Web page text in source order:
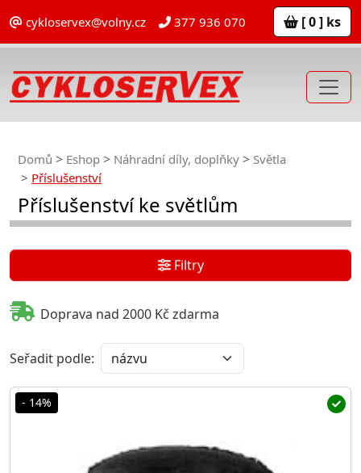
cykloservex@volny.cz 377 936 070 [ 0 ] ks
Domů Eshop Náhradní díly, doplňky
Světla
Příslušenství
Příslušenství ke světlům
Filtry
Doprava nad 2000 Kč zdarma
Seřadit podle:
- 14%